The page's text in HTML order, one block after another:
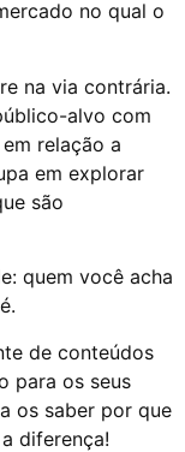
no qual o
na via contrária.
alvo com
relação a
em explorar
são
quem você acha
de conteúdos
para os seus
os saber por que
diferença!